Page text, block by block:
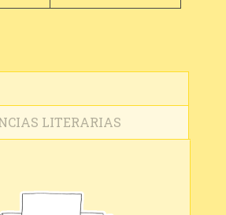
LITERARIAS